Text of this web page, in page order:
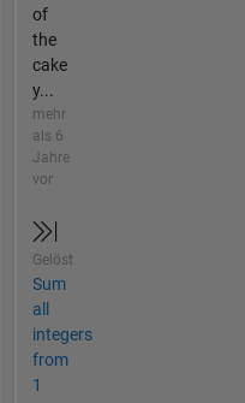
of
the
cake
y...
mehr
als 6
Jahre
vor
Gelöst
Sum
all
integers
from
1